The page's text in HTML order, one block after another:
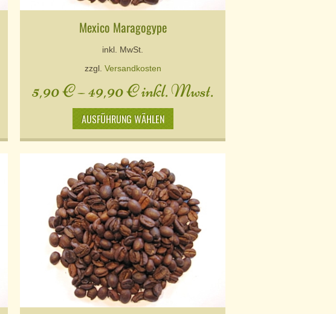
Mexico Maragogype
inkl. MwSt.
zzgl. Versandkosten
5,90€–49,90€inkl. Mwst.
AUSFÜHRUNG WÄHLEN